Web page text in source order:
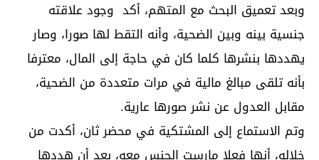
وبعد تعميق البحث مع المتهم، أكد وجود علاقته
جنسية بينه وبين الضحية، وأنه التقط لها صورا، وصار
يهددها بنشرها كلما كان في حاجة إلى المال، معترفا
بأنه تلقى مبالغ مالية في مرات متعددة من الضحية،
مقابل العدول عن نشر صورها عارية.
وتم الاستماع إلى المشتكية في محضر ثان، أكدت من
خلاله، أنها فعلا مارست الجنس معه، بعد أن هددها